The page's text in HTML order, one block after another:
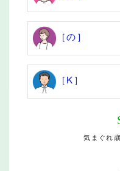
［の］
［K］
気まぐれ